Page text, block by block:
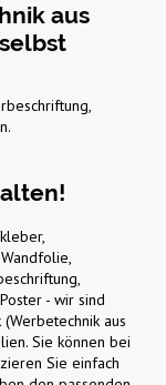
aus
- wir sind
aus
Sie können bei
Sie einfach